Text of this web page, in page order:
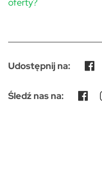
Udostępnij na:
Śledź nas na: